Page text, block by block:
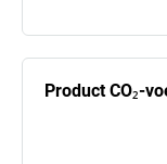
Product CO₂-